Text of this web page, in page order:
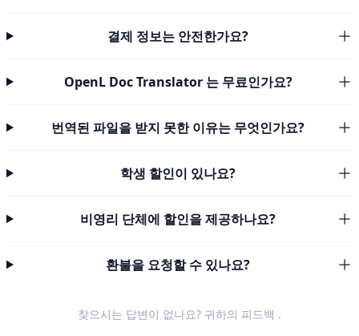
결제 정보는 안전한가요?
OpenL Doc Translator 는 무료인가요?
번역된 파일을 받지 못한 이유는 무엇인가요?
학생 할인이 있나요?
비영리 단체에 할인을 제공하나요?
환불을 요청할 수 있나요?
찾으시는 답변이 없나요? 귀하의 피드백 .